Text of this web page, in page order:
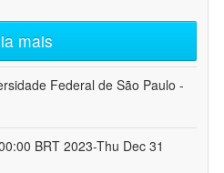
mais
Federal de São Paulo -
BRT 2023-Thu Dec 31